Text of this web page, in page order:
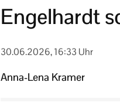
Engelhardt
30.06.2026, 16:33 Uhr
Anna-Lena Kramer